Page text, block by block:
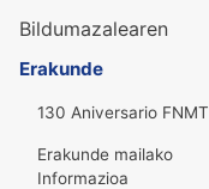
Bildumazalearen
Erakunde
130 Aniversario FNMT
Erakunde mailako
Informazioa